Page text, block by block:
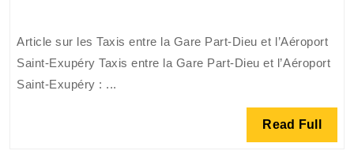
entre
la
Article sur les Taxis entre la Gare Part-Dieu et l’Aéroport
Saint-Exupéry Taxis entre la Gare Part-Dieu et l’Aéroport
Saint-Exupéry : ...
Read Full Read
Full